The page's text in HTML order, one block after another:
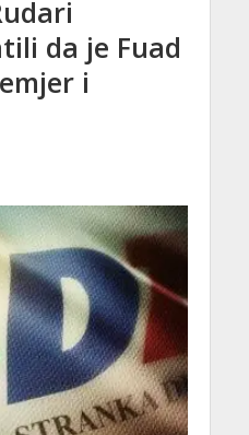
da je Fuad
i